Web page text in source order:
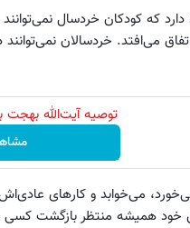
که کودکان خردسال
می‌افتد. خردسالان
توصیه آیت‌الله
می‌خوابد و کارهای عادی‌اش
خود همیشه منتظر بازگشت کسی